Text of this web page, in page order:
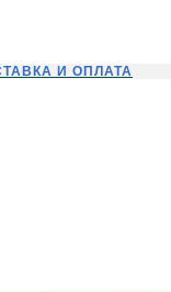
И ОПЛАТА